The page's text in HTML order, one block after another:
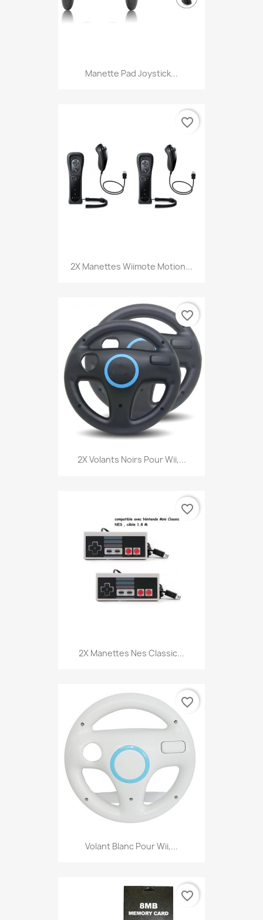
Manette Pad Joystick...
2X Manettes Wiimote Motion...
favorite_border
2X Volants Noirs Pour Wii,...
favorite_border
2X Manettes Nes Classic...
favorite_border
Volant Blanc Pour Wii,...
favorite_border
favorite_border